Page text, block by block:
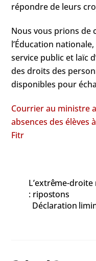
répondre de leurs
Nous vous prions de
l’Éducation
service public et laïc
des droits des
disponibles pour
Courrier au ministre
absences des élèves
Fitr
L’extrême-droite
: ripostons
Déclaration